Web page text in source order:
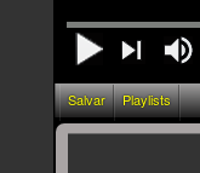
Salvar Playlists